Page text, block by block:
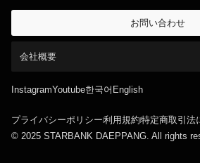
お問い合わせ
会社概要
InstagramYoutube한국어 English
© 2025 STARBANK DAEPPANG. All rights
プライバシーポリシー利用規約特定商取引法